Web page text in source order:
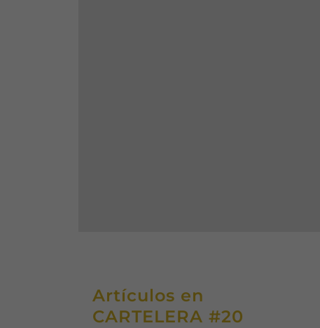
Artículos en
CARTELERA #20